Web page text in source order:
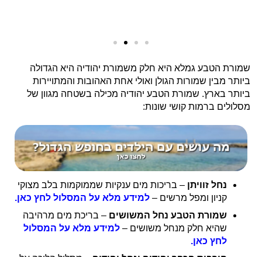
שמורת הטבע גמלא היא חלק משמורת יהודיה היא הגדולה
ביותר מבין שמורות הגולן ואולי אחת האהובות והמתויירות
ביותר בארץ. שמורת הטבע יהודיה מכילה בשטחה מגוון של
מסלולים ברמות קושי שונות:
נחל זוויתן – בריכות מים ענקיות שממוקמות בלב מצוקי
קניון ומפל מרשים – למידע מלא על המסלול לחץ כאן.
שמורת הטבע נחל המשושים – בריכת מים מרהיבה
שהיא חלק מנחל משושים – למידע מלא על המסלול
לחץ כאן.